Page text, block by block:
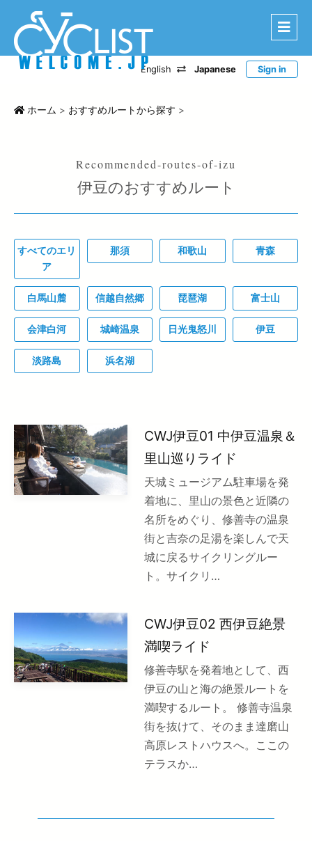
登録宿泊施設
宿泊レポート
ツアー・イベントから探す
CWC
お問い合わせ
English Japanese Sign in
ホーム > おすすめルートから探す >
伊豆のおすすめルート
すべてのエリ
ア
那須 和歌山 青森
白馬山麓 信越自然郷 琵琶湖 富士山
会津白河 城崎温泉 日光鬼怒川 伊豆
淡路島 浜名湖
CWJ伊豆01 中伊豆温泉＆
里山巡りライド
天城ミュージアム駐車場を発
着地に、里山の景色と近隣の
名所をめぐり、修善寺の温泉
街と吉奈の足湯を楽しんで天
城に戻るサイクリングルー
ト。サイクリ…
CWJ伊豆02 西伊豆絶景
満喫ライド
修善寺駅を発着地として、西
伊豆の山と海の絶景ルートを
満喫するルート。 修善寺温泉
街を抜けて、そのまま達磨山
高原レストハウスへ。ここの
テラスか…